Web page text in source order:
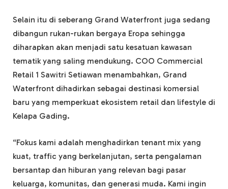
Selain itu di seberang Grand Waterfront juga sedang
dibangun rukan-rukan bergaya Eropa sehingga
diharapkan akan menjadi satu kesatuan kawasan
tematik yang saling mendukung. COO Commercial
Retail 1 Sawitri Setiawan menambahkan, Grand
Waterfront dihadirkan sebagai destinasi komersial
baru yang memperkuat ekosistem retail dan lifestyle di
Kelapa Gading.
“Fokus kami adalah menghadirkan tenant mix yang
kuat, traffic yang berkelanjutan, serta pengalaman
bersantap dan hiburan yang relevan bagi pasar
keluarga, komunitas, dan generasi muda. Kami ingin